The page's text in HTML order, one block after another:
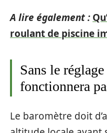
A lire également :
roulant de piscine
Sans le
fonctionnera
Le baromètre doit